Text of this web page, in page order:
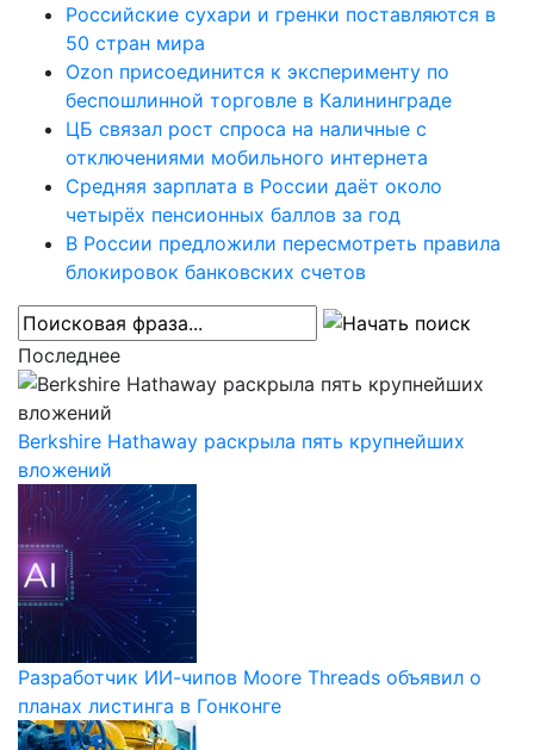
Российские сухари и гренки поставляются в
50 стран мира
Ozon присоединится к эксперименту по
беспошлинной торговле в Калининграде
ЦБ связал рост спроса на наличные с
отключениями мобильного интернета
Средняя зарплата в России даёт около
четырёх пенсионных баллов за год
В России предложили пересмотреть правила
блокировок банковских счетов
Последнее
Berkshire Hathaway раскрыла пять крупнейших
вложений
Разработчик ИИ-чипов Moore Threads объявил о
планах листинга в Гонконге